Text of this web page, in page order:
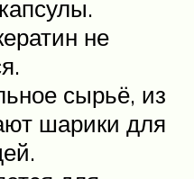
не
сырьё, из
шарики для